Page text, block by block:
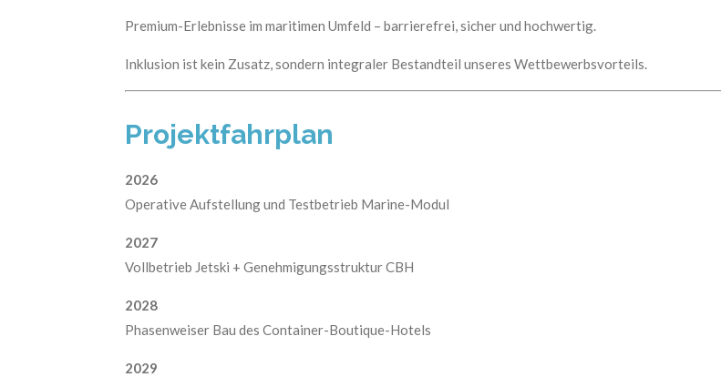
Premium-Erlebnisse im maritimen Umfeld – barrierefrei, sicher und hochwertig.
Inklusion ist kein Zusatz, sondern integraler Bestandteil unseres Wettbewerbsvorteils.
Projektfahrplan
2026
Operative Aufstellung und Testbetrieb Marine-Modul
2027
Vollbetrieb Jetski + Genehmigungsstruktur CBH
2028
Phasenweiser Bau des Container-Boutique-Hotels
2029